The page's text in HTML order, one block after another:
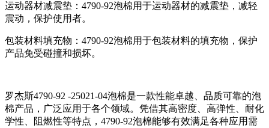
运动器材减震垫：4790-92泡棉用于运动器材的减震垫，减轻
震动，保护使用者。
包装材料填充物：4790-92泡棉用于包装材料的填充物，保护
产品免受碰撞和损坏。
罗杰斯4790-92 -25021-04泡棉是一款性能卓越、品质可靠的泡
棉产品，广泛应用于各个领域。凭借其高密度、高弹性、耐化
学性、阻燃性等特点，4790-92泡棉能够有效满足各种应用需